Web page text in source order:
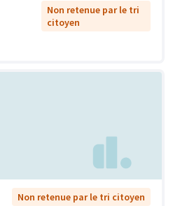
Non retenue par le tri
citoyen
Non retenue par le tri citoyen